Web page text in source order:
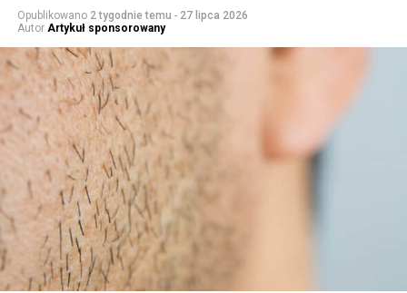
Opublikowano 2 tygodnie temu - 27 lipca 2026
Autor Artykuł sponsorowany